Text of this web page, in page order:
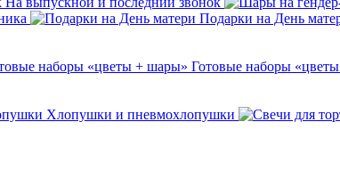
Подарки на День
Готовые наборы
Хлопушки и пневмохлопушки